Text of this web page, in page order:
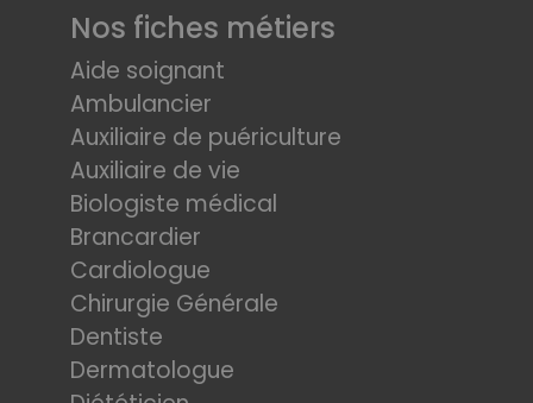
Nos fiches métiers
Aide soignant
Ambulancier
Auxiliaire de puériculture
Auxiliaire de vie
Biologiste médical
Brancardier
Cardiologue
Chirurgie Générale
Dentiste
Dermatologue